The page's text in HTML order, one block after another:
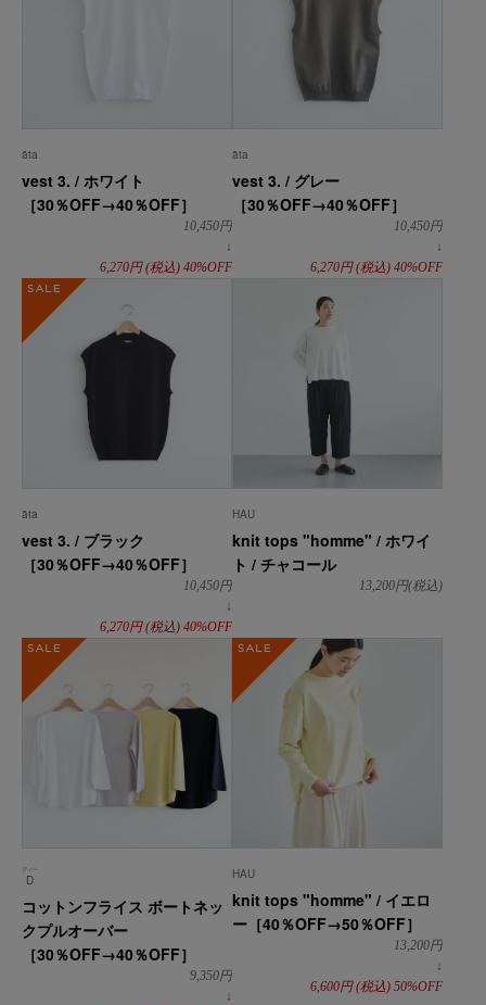
āta
vest 3. / ホワイト
［30％OFF→40％OFF］
10,450円
↓
6,270円(税込) 40%OFF
āta
vest 3. / グレー
［30％OFF→40％OFF］
10,450円
↓
6,270円(税込) 40%OFF
āta
vest 3. / ブラック
［30％OFF→40％OFF］
10,450円
↓
6,270円(税込) 40%OFF
HAU
knit tops "homme" / ホワイ
ト / チャコール
13,200円(税込)
D
ディー
コットンフライス ボートネッ
クプルオーバー
［30％OFF→40％OFF］
9,350円
↓
SALE
HAU
knit tops "homme" / イエロ
ー［40％OFF→50％OFF］
13,200円
↓
6,600円(税込) 50%OFF